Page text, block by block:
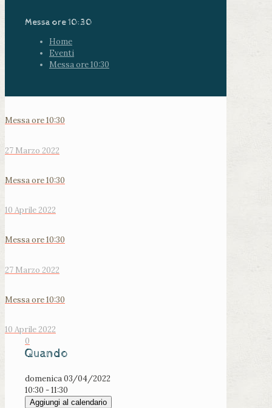
Messa ore 10:30
Home
Eventi
Messa ore 10:30
Messa ore 10:30
27 Marzo 2022
Messa ore 10:30
10 Aprile 2022
Messa ore 10:30
27 Marzo 2022
Messa ore 10:30
10 Aprile 2022
0
Quando
domenica 03/04/2022
10:30 - 11:30
Aggiungi al calendario